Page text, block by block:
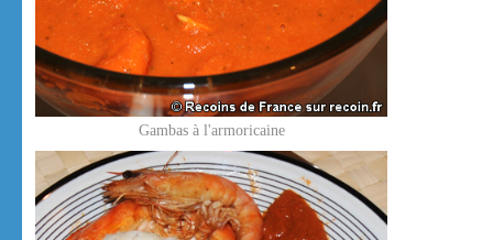
Gambas à l'armoricaine